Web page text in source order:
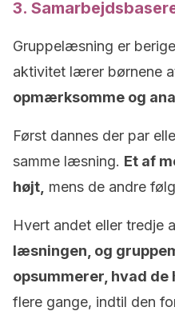
3.
Gruppelæsning er
aktivitet lærer børnene
opmærksomme og
Først dannes der par
samme læsning. Et af
højt, mens de andre
Hvert andet eller tredje
læsningen, og
opsummerer, hvad de
flere gange, indtil den